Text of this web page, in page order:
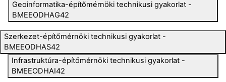
Geoinformatika-építőmérnöki technikusi gyakorlat -
BMEEODHAG42
Szerkezet-építőmérnöki technikusi gyakorlat -
BMEEODHAS42
Infrastruktúra-építőmérnöki technikusi gyakorlat -
BMEEODHAI42